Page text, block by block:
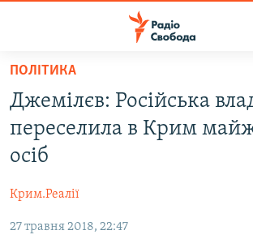
Перейти
основного
матеріалу
Перейти
до
основної
навігації
Перейти
ВСЕ ЗА ДОБУ
СТАТТІ
СУСПІЛЬСТВО
РОСІЙСЬКА «ФІЛЬТРАЦІЯ»
ДОНБАС.РЕАЛІЇ
ПОЛІТИКА
Джемілєв: Російська
переселила в Крим
осіб
Крим.Реалії
27 травня 2018, 22:47